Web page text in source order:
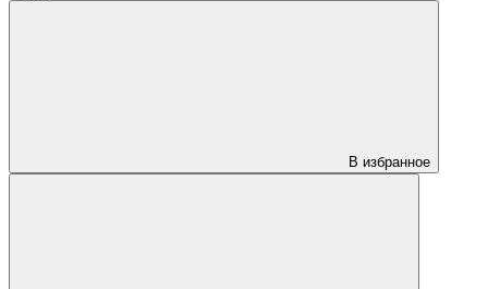
В избранное